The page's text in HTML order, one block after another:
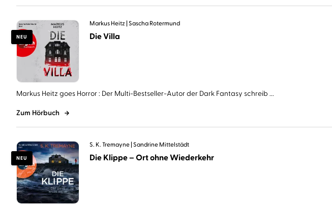
NEU
Markus Heitz Sascha Rotermund
Die Villa
Markus Heitz goes Horror : Der Multi-Bestseller-Autor der Dark Fantasy schreib ...
Zum Hörbuch
NEU
S. K. Tremayne Sandrine Mittelstädt
Die Klippe – Ort ohne Wiederkehr